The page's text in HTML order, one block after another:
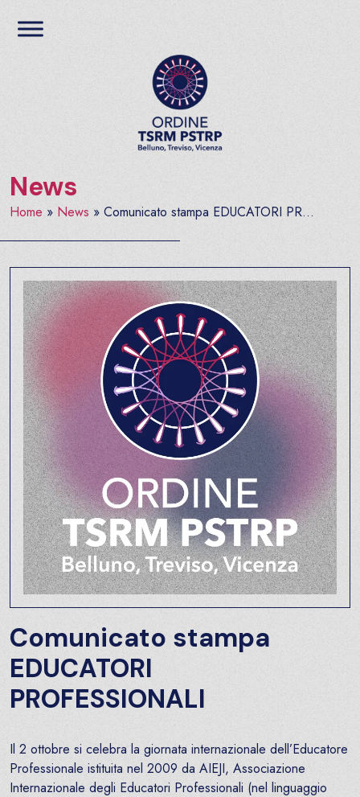
News
Home » News » Comunicato stampa EDUCATORI PR...
Comunicato stampa
EDUCATORI
PROFESSIONALI
Il 2 ottobre si celebra la giornata internazionale dell’Educatore
Professionale istituita nel 2009 da AIEJI, Associazione
Internazionale degli Educatori Professionali (nel linguaggio